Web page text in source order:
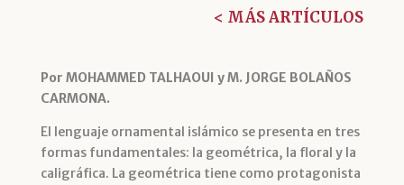
< MÁS ARTÍCULOS
Por MOHAMMED TALHAOUI y M. JORGE BOLAÑOS
CARMONA.
El lenguaje ornamental islámico se presenta en tres
formas fundamentales: la geométrica, la floral y la
caligráfica. La geométrica tiene como protagonista